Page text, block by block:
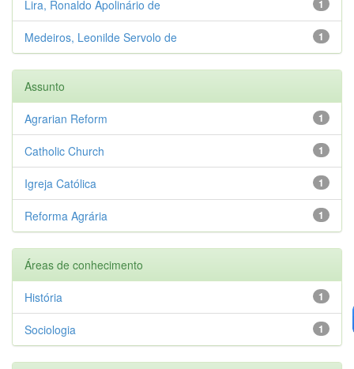
1
Lira, Ronaldo Apolinário de
1
Medeiros, Leonilde Servolo de
Assunto
1
Agrarian Reform
1
Catholic Church
1
Igreja Católica
1
Reforma Agrária
Áreas de conhecimento
1
História
1
Sociologia